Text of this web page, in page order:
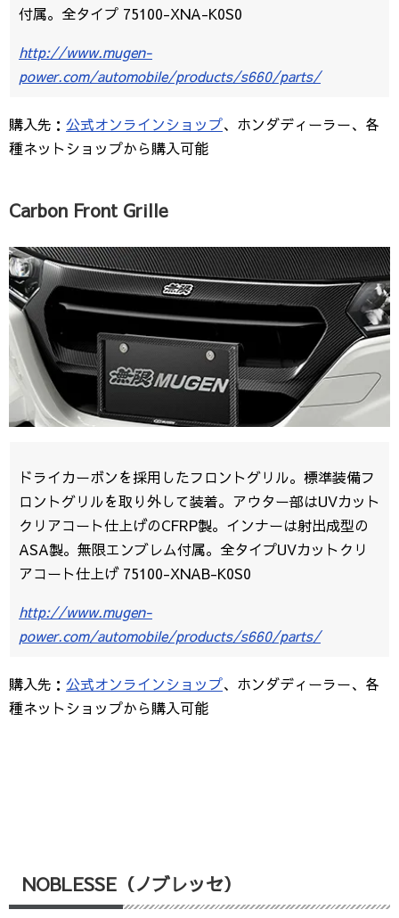
付属。全タイプ 75100-XNA-K0S0
http://www.mugen-
power.com/automobile/products/s660/parts/
購入先： 公式オンラインショップ、ホンダディーラー、各
種ネットショップから購入可能
Carbon Front Grille
ドライカーボンを採用したフロントグリル。標準装備フ
ロントグリルを取り外して装着。アウター部はUVカット
クリアコート仕上げのCFRP製。インナーは射出成型の
ASA製。無限エンブレム付属。全タイプUVカットクリ
アコート仕上げ 75100-XNAB-K0S0
http://www.mugen-
power.com/automobile/products/s660/parts/
購入先： 公式オンラインショップ、ホンダディーラー、各
種ネットショップから購入可能
NOBLESSE（ノブレッセ）